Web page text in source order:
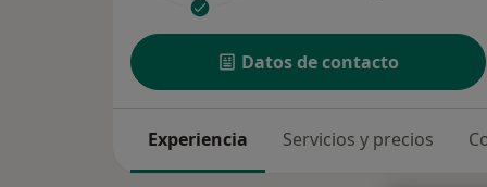
Datos de contacto
Experiencia Servicios y precios